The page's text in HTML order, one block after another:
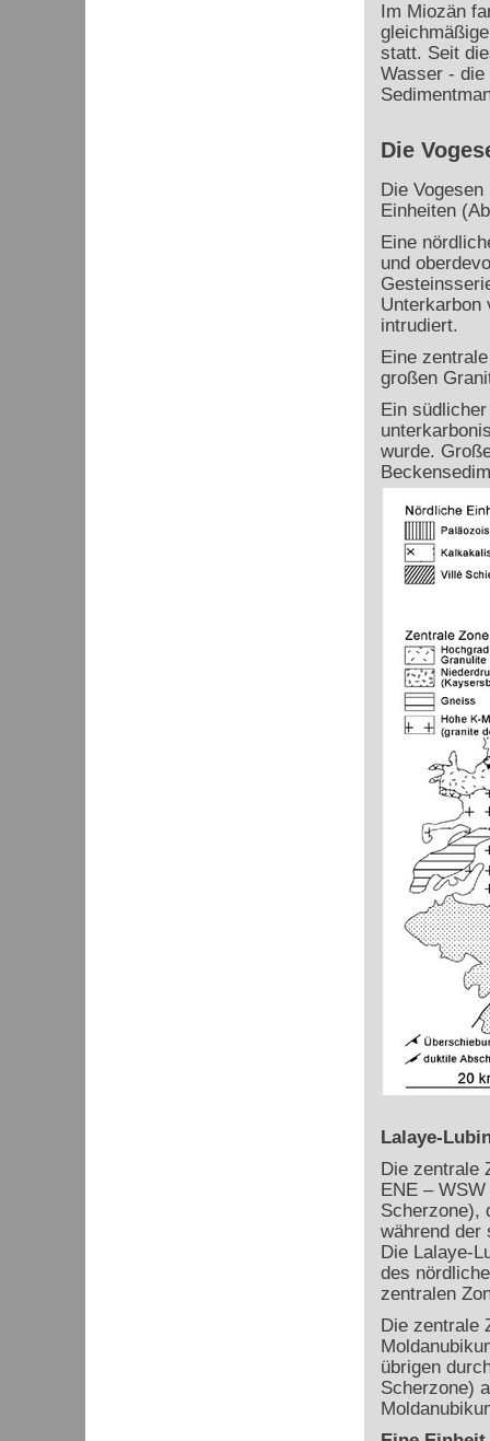
Im Miozän
statt. Seit
Wasser - die
Die
Die
Einheiten
Eine
und
Unterkarbon
intrudiert.
Eine
großen
Ein
wurde.
Lalaye-
Die zentrale
ENE –
Scherzone),
während der
Die Lalaye-
des
zentralen
Die zentrale
übrigen
Scherzone)